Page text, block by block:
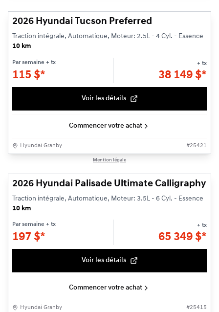
2026 Hyundai Tucson Preferred
Traction intégrale, Automatique, Moteur: 2.5L - 4 Cyl. - Essence
10 km
Par semaine + tx
115 $*
+ tx
38 149 $*
Voir les détails
Commencer votre achat
Hyundai Granby #25421
Mention légale
2026 Hyundai Palisade Ultimate Calligraphy
Traction intégrale, Automatique, Moteur: 3.5L - 6 Cyl. - Essence
10 km
Par semaine + tx
197 $*
+ tx
65 349 $*
Voir les détails
Commencer votre achat
Hyundai Granby #25415